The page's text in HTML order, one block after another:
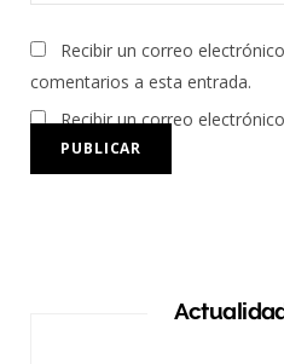
Recibir un correo
comentarios a esta entrada.
Recibir un correo